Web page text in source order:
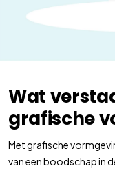
Wat
grafische
Met grafische
van een boodschap in